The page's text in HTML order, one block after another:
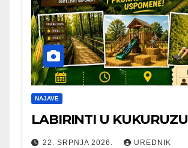
NAJAVE
LABIRINTI U KUKURUZU
22. SRPNJA 2026. UREDNIK